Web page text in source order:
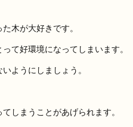
木が大好きです。
て好環境になってしまいます。
ようにしましょう。
しまうことがあげられます。